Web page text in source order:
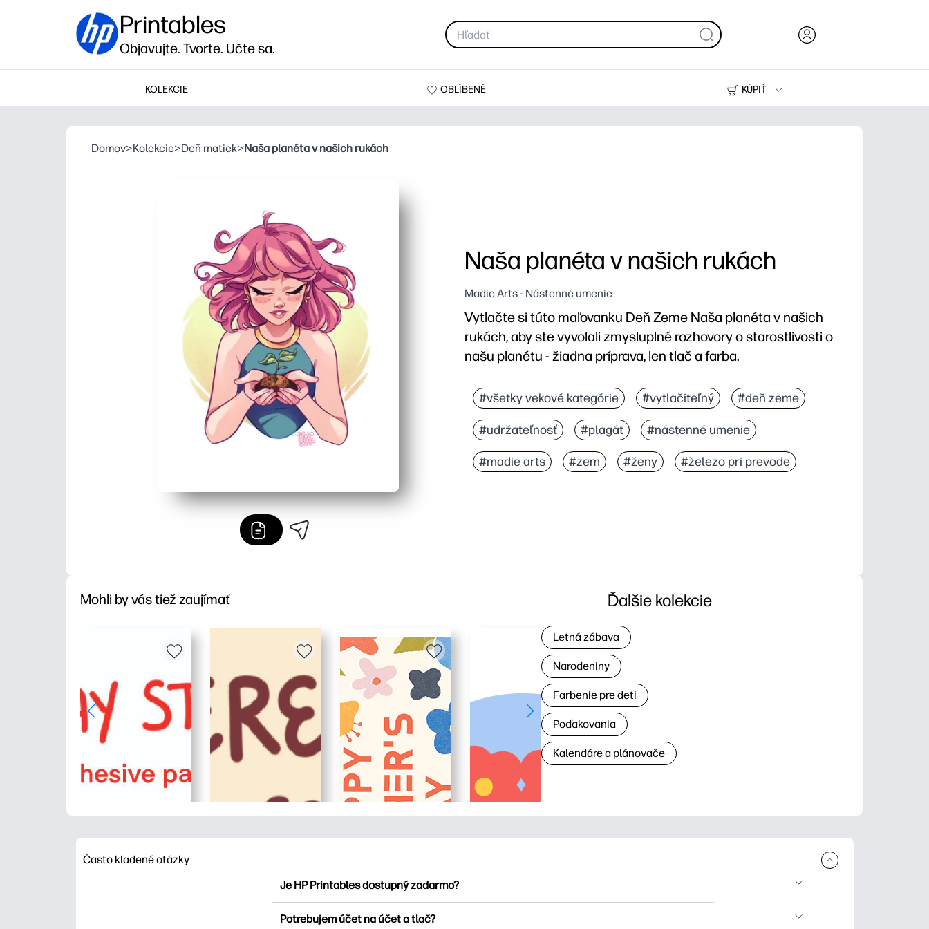
Printables
Objavujte. Tvorte. Učte sa.
KOLEKCIE OBLÍBENÉ
KÚPIŤ
Tlačiarne
Domov>Kolekcie>Deň matiek>Naša planéta v našich rukách
Naša planéta v našich rukách
Madie Arts - Nástenné umenie
Vytlačte si túto maľovanku Deň Zeme Naša planéta v našich
rukách, aby ste vyvolali zmysluplné rozhovory o starostlivosti o
našu planétu - žiadna príprava, len tlač a farba.
Pripravené za pár minút - jednoducho vytlačíte a vydáte sa na rannú prácu,
Odvážny dizajn Earth-in-Hands upúta pozornosť a prinúti deti hovoriť o
Podporuje jemnú motorickú prax a sústredenie a zároveň vám poskytuje
Dokončené stránky sa stávajú nástennými umeniami pripravenými na
#všetky vekové kategórie #vytlačiteľný #deň zeme
#udržateľnosť #plagát #nástenné umenie
#madie arts #zem #ženy #železo pri prevode
Mohli by vás tiež zaujímať Ďalšie kolekcie
Letná zábava
Narodeniny
Farbenie pre deti
Poďakovania
Kalendáre a plánovače
Často kladené otázky
Je HP Printables dostupný zadarmo?
Potrebujem účet na účet a tlač?